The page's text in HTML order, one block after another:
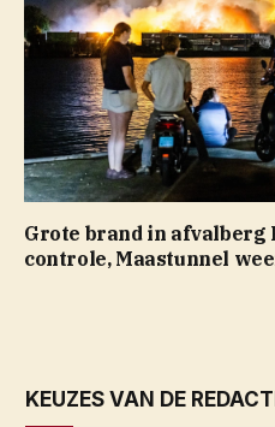
Grote brand in afvalberg
controle, Maastunnel
KEUZES VAN DE